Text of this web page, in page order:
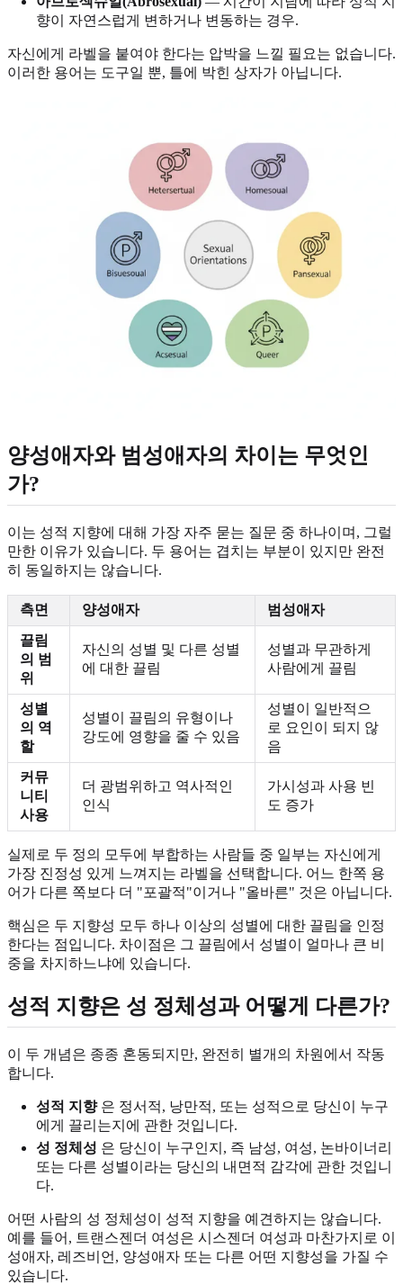
향이 자연스럽게 변하거나 변동하는 경우.
자신에게 라벨을 붙여야 한다는 압박을 느낄 필요는 없습니다.
이러한 용어는 도구일 뿐, 틀에 박힌 상자가 아닙니다.
양성애자와 범성애자의 차이는 무엇인
가?
이는 성적 지향에 대해 가장 자주 묻는 질문 중 하나이며, 그럴
만한 이유가 있습니다. 두 용어는 겹치는 부분이 있지만 완전
히 동일하지는 않습니다.
측면 양성애자
범성애자
끌림
의 범
위
자신의 성별 및 다른 성별
에 대한 끌림
성별과 무관하게
사람에게 끌림
성별
의 역
할
성별이 끌림의 유형이나
강도에 영향을 줄 수 있음
성별이 일반적으
로 요인이 되지 않
음
커뮤
니티
사용
더 광범위하고 역사적인
인식
가시성과 사용 빈
도 증가
실제로 두 정의 모두에 부합하는 사람들 중 일부는 자신에게
가장 진정성 있게 느껴지는 라벨을 선택합니다. 어느 한쪽 용
어가 다른 쪽보다 더 "포괄적"이거나 "올바른" 것은 아닙니다.
핵심은 두 지향성 모두 하나 이상의 성별에 대한 끌림을 인정
한다는 점입니다. 차이점은 그 끌림에서 성별이 얼마나 큰 비
중을 차지하느냐에 있습니다.
성적 지향은 성 정체성과 어떻게 다른가?
이 두 개념은 종종 혼동되지만, 완전히 별개의 차원에서 작동
합니다.
성적 지향은 정서적, 낭만적, 또는 성적으로 당신이 누구
에게 끌리는지에 관한 것입니다.
성 정체성 은 당신이 누구인지, 즉 남성, 여성, 논바이너리
또는 다른 성별이라는 당신의 내면적 감각에 관한 것입니
다.
어떤 사람의 성 정체성이 성적 지향을 예견하지는 않습니다.
예를 들어, 트랜스젠더 여성은 시스젠더 여성과 마찬가지로 이
성애자, 레즈비언, 양성애자 또는 다른 어떤 지향성을 가질 수
있습니다.